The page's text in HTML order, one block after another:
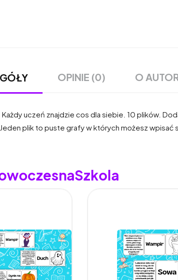
OPINIE (0) O
uczeń znajdzie cos dla siebie. 10 plików.
plik to puste grafy w których możesz wpisać